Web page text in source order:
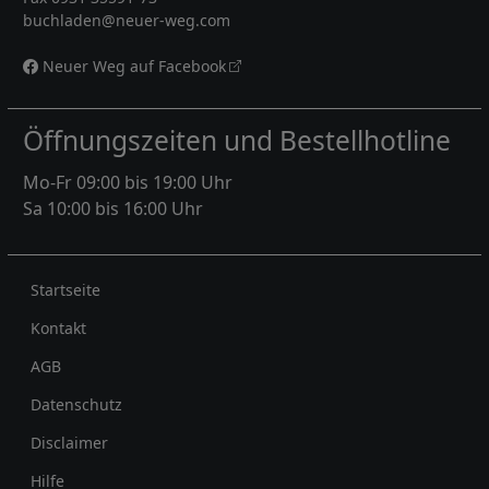
buchladen@neuer-weg.com
Neuer Weg auf Facebook
Öffnungszeiten und Bestellhotline
Mo-Fr 09:00 bis 19:00 Uhr
Sa 10:00 bis 16:00 Uhr
Rechtliches
Startseite
Kontakt
AGB
Datenschutz
Disclaimer
Hilfe